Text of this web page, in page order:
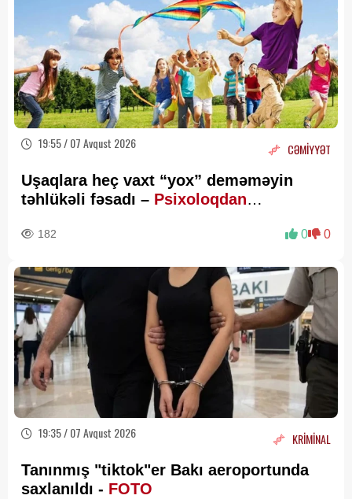
19:55 / 07 Avqust 2026 CƏMİYYƏT
Uşaqlara heç vaxt “yox” deməməyin
təhlükəli fəsadı – Psixoloqdan
182 0 0
19:35 / 07 Avqust 2026 KRİMİNAL
Tanınmış "tiktok"er Bakı aeroportunda
saxlanıldı - FOTO